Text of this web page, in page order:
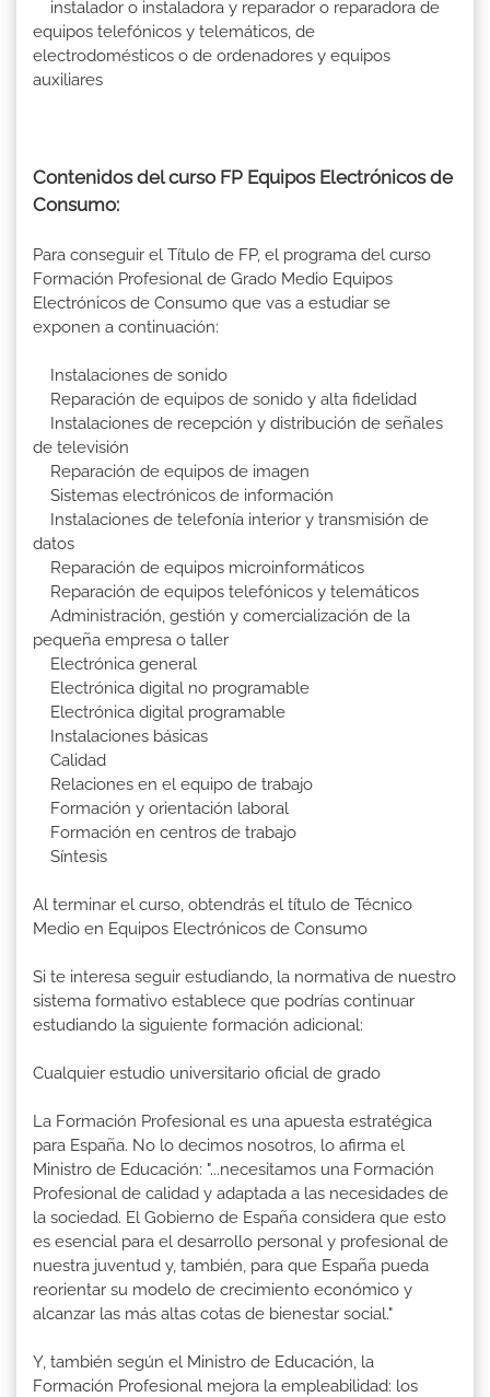
instalador o instaladora y reparador o reparadora de
equipos telefónicos y telemáticos, de
electrodomésticos o de ordenadores y equipos
auxiliares
Contenidos del curso FP Equipos Electrónicos de
Consumo:
Para conseguir el Título de FP, el programa del curso
Formación Profesional de Grado Medio Equipos
Electrónicos de Consumo que vas a estudiar se
exponen a continuación:
Instalaciones de sonido
Reparación de equipos de sonido y alta fidelidad
Instalaciones de recepción y distribución de señales
de televisión
Reparación de equipos de imagen
Sistemas electrónicos de información
Instalaciones de telefonía interior y transmisión de
datos
Reparación de equipos microinformáticos
Reparación de equipos telefónicos y telemáticos
Administración, gestión y comercialización de la
pequeña empresa o taller
Electrónica general
Electrónica digital no programable
Electrónica digital programable
Instalaciones básicas
Calidad
Relaciones en el equipo de trabajo
Formación y orientación laboral
Formación en centros de trabajo
Síntesis
Al terminar el curso, obtendrás el título de Técnico
Medio en Equipos Electrónicos de Consumo
Si te interesa seguir estudiando, la normativa de nuestro
sistema formativo establece que podrías continuar
estudiando la siguiente formación adicional:
Cualquier estudio universitario oficial de grado
La Formación Profesional es una apuesta estratégica
para España. No lo decimos nosotros, lo afirma el
Ministro de Educación: "...necesitamos una Formación
Profesional de calidad y adaptada a las necesidades de
la sociedad. El Gobierno de España considera que esto
es esencial para el desarrollo personal y profesional de
nuestra juventud y, también, para que España pueda
reorientar su modelo de crecimiento económico y
alcanzar las más altas cotas de bienestar social."
Y, también según el Ministro de Educación, la
Formación Profesional mejora la empleabilidad: los